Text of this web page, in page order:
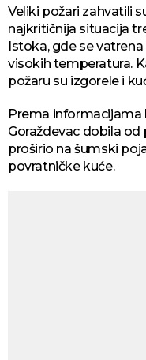
Veliki požari zahvatili
najkritičnija situacija
Istoka, gde se
visokih temperatura.
požaru su izgorele i
Prema informacijama
Goraždevac dobila od
proširio na šumski
povratničke kuće.